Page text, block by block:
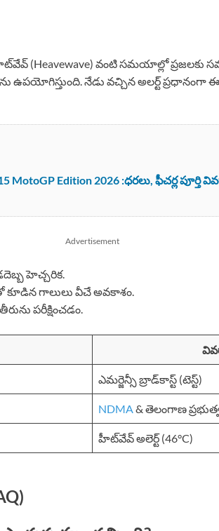
(Heavewave) వంటి సమయాల్లో
ఉపయోగిస్తుంది. నేడు వచ్చిన అలర్ట్ ప్రధానంగా ఈ
MotoGP Edition 2026 :ధరలు, ఫీచర్ల పూర్తి
Advertisement
హెచ్చరిక.
కూడిన గాలులు వీచే అవకాశం.
పరీక్షించడం.
ఎమర్జెన్సీ బ్రాడ్‌కాస్ట్ (టెస్ట్)
NDMA& తెలంగాణ
హీట్‌వేవ్ అలెర్ట్ (46°C)